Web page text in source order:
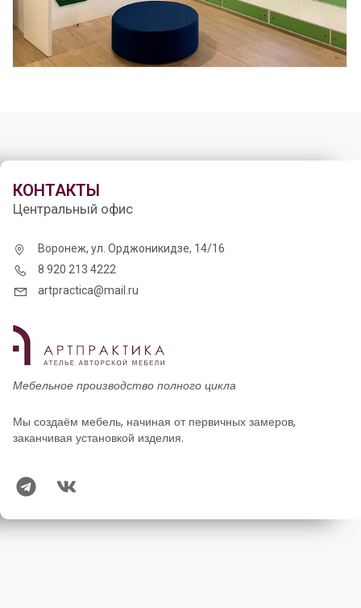
КОНТАКТЫ
Центральный офис
Воронеж, ул. Орджоникидзе, 14/16
8 920 213 4222
artpractica@mail.ru
Мебельное производство полного цикла
Мы создаём мебель, начиная от первичных замеров,
заканчивая установкой изделия.